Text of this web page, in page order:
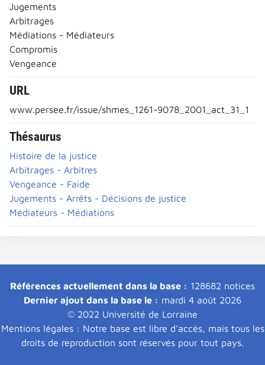
Jugements
Arbitrages
Médiations - Médiateurs
Compromis
Vengeance
URL
www.persee.fr/issue/shmes_1261-9078_2001_act_31_1
Thésaurus
Histoire de la justice
Arbitrages - Arbitres
Vengeance - Faide
Jugements - Arrêts - Décisions de justice
Médiateurs - Médiations
Références actuellement dans la base : 128682 notices
Dernier ajout dans la base le : mardi 4 août 2026
© 2022 Université de Lorraine
Mentions légales : Notre base est libre d'accès, mais tous les
droits de reproduction sont réservés pour tout pays.